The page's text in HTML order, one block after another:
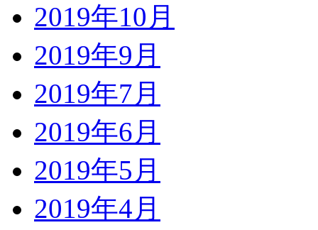
2019年10月
2019年9月
2019年7月
2019年6月
2019年5月
2019年4月